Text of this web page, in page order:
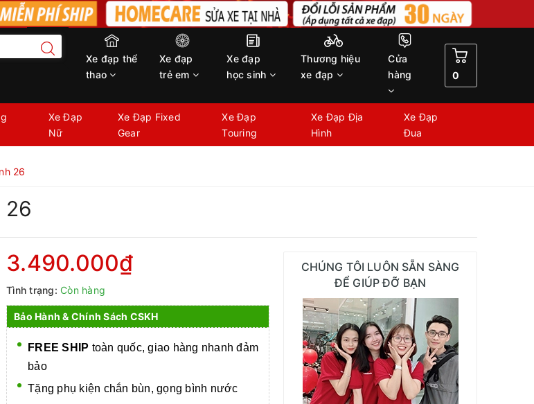
Xe đạp thể
thao
Xe đạp
trẻ em
Xe đạp
học sinh
Thương hiệu
xe đạp
Cửa
hàng
0
Xe Đạp
Nữ
Xe Đạp Fixed
Gear
Xe Đạp
Touring
Xe Đạp Địa
Hình
Xe Đạp
Đua
26
26
3.490.000₫
Tình trạng: Còn hàng
Bảo Hành & Chính Sách CSKH
FREE SHIP toàn quốc, giao hàng nhanh đảm
bảo
Tặng phụ kiện chắn bùn, gọng bình nước
CHÚNG TÔI LUÔN SẴN SÀNG
ĐỂ GIÚP ĐỠ BẠN